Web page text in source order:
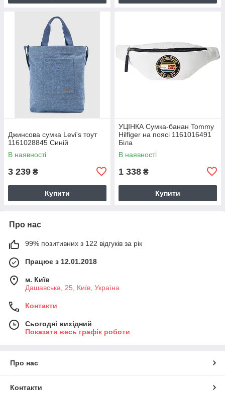
Джинсова сумка Levi's тоут
1161028845 Синій
В наявності
3 239 ₴
Купити
УЦІНКА Сумка-банан Tommy
Hilfiger на поясі 1161016491
Біла
В наявності
1 338 ₴
Купити
Про нас
99% позитивних з 122 відгуків за рік
Працює з 12.01.2018
м. Київ
Дашавська, 25, Київ, Україна
Контакти
Сьогодні вихідний
Показати весь графік роботи
Про нас
Контакти